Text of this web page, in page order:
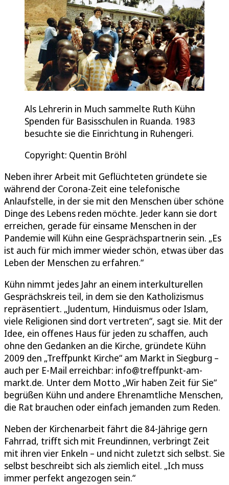
Als Lehrerin in Much sammelte Ruth Kühn
Spenden für Basisschulen in Ruanda. 1983
besuchte sie die Einrichtung in Ruhengeri.
Copyright: Quentin Bröhl
Neben ihrer Arbeit mit Geflüchteten gründete sie
während der Corona-Zeit eine telefonische
Anlaufstelle, in der sie mit den Menschen über schöne
Dinge des Lebens reden möchte. Jeder kann sie dort
erreichen, gerade für einsame Menschen in der
Pandemie will Kühn eine Gesprächspartnerin sein. „Es
ist auch für mich immer wieder schön, etwas über das
Leben der Menschen zu erfahren.“
Kühn nimmt jedes Jahr an einem interkulturellen
Gesprächskreis teil, in dem sie den Katholizismus
repräsentiert. „Judentum, Hinduismus oder Islam,
viele Religionen sind dort vertreten“, sagt sie. Mit der
Idee, ein offenes Haus für jeden zu schaffen, auch
ohne den Gedanken an die Kirche, gründete Kühn
2009 den „Treffpunkt Kirche“ am Markt in Siegburg –
auch per E-Mail erreichbar: info@treffpunkt-am-
markt.de. Unter dem Motto „Wir haben Zeit für Sie“
begrüßen Kühn und andere Ehrenamtliche Menschen,
die Rat brauchen oder einfach jemanden zum Reden.
Neben der Kirchenarbeit fährt die 84-Jährige gern
Fahrrad, trifft sich mit Freundinnen, verbringt Zeit
mit ihren vier Enkeln – und nicht zuletzt sich selbst. Sie
selbst beschreibt sich als ziemlich eitel. „Ich muss
immer perfekt angezogen sein.“